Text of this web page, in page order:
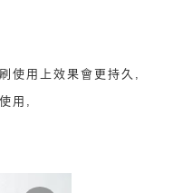
使用上效果會更持久,
用,